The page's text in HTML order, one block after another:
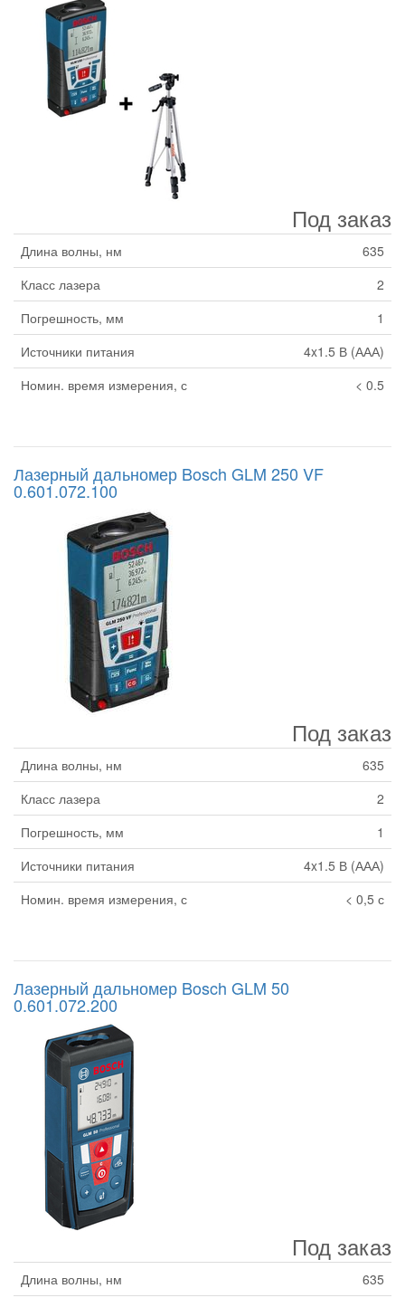
Под заказ
Длина волны, нм
635
Класс лазера
2
Погрешность, мм
1
Источники питания
4x1.5 В (ААА)
Номин. время измерения, с
< 0.5
Лазерный дальномер Bosch GLM 250 VF
0.601.072.100
Под заказ
Длина волны, нм
635
Класс лазера
2
Погрешность, мм
1
Источники питания
4x1.5 В (ААА)
Номин. время измерения, с
< 0,5 с
Лазерный дальномер Bosch GLM 50
0.601.072.200
Под заказ
Длина волны, нм 635